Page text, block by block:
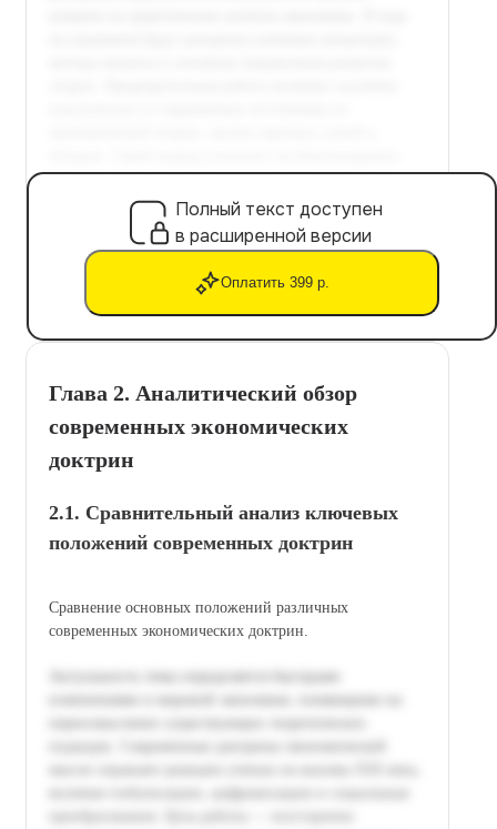
Полный текст доступен
в расширенной версии
Оплатить 399 р.
Глава 2. Аналитический обзор
современных экономических
доктрин
2.1. Сравнительный анализ ключевых
положений современных доктрин
Сравнение основных положений различных
современных экономических доктрин.